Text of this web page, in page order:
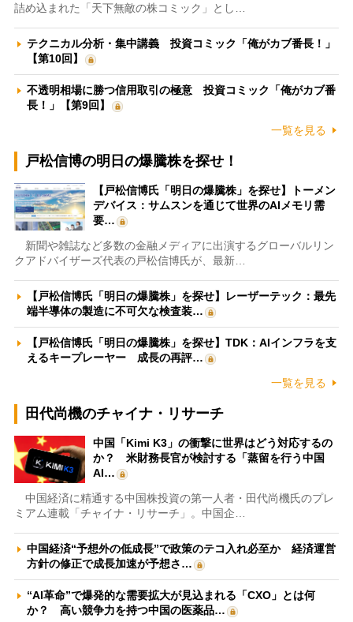
詰め込まれた「天下無敵の株コミック」とし…
テクニカル分析・集中講義 投資コミック「俺がカブ番長！」
【第10回】
不透明相場に勝つ信用取引の極意 投資コミック「俺がカブ番
長！」【第9回】
一覧を見る
戸松信博の明日の爆騰株を探せ！
【戸松信博氏「明日の爆騰株」を探せ】トーメン
デバイス：サムスンを通じて世界のAIメモリ需
要…
新聞や雑誌など多数の金融メディアに出演するグローバルリン
クアドバイザーズ代表の戸松信博氏が、最新…
【戸松信博氏「明日の爆騰株」を探せ】レーザーテック：最先
端半導体の製造に不可欠な検査装…
【戸松信博氏「明日の爆騰株」を探せ】TDK：AIインフラを支
えるキープレーヤー 成長の再評…
一覧を見る
田代尚機のチャイナ・リサーチ
中国「Kimi K3」の衝撃に世界はどう対応するの
か？ 米財務長官が検討する「蒸留を行う中国
AI…
中国経済に精通する中国株投資の第一人者・田代尚機氏のプレ
ミアム連載「チャイナ・リサーチ」。中国企…
中国経済“予想外の低成長”で政策のテコ入れ必至か 経済運営
方針の修正で成長加速が予想さ…
“AI革命”で爆発的な需要拡大が見込まれる「CXO」とは何
か？ 高い競争力を持つ中国の医薬品…